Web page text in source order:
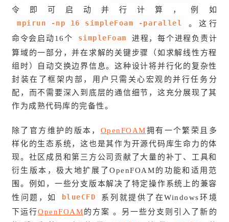
令即可启动并行计算，例如
mpirun -np 16 simpleFoam -parallel
。这行
命令会启动16个
simpleFoam
进程，每个进程负责计
算域的一部分，并在求解的关键步骤（如求解线性方程
组时）自动交换边界信息。这种设计将并行化的复杂性
封装在了框架内部，用户只需关心宏观的并行任务分
配，而不需要深入到底层的通信细节，这充分展现了其
作为成熟代码库的完备性。
除了官方维护的版本， OpenFOAM拥有一个繁荣且多
样化的生态系统，这也是其作为开源代码库生命力的体
现。社区成员和第三方公司贡献了大量的补丁、工具和
衍生版本，极大地扩展了OpenFOAM的功能和适用范
围。例如，一些分支版本解决了特定操作系统上的兼容
性问题，如
blueCFD
系列就提供了在Windows环境
下运行OpenFOAM的方案 。另一些分支则引入了新的